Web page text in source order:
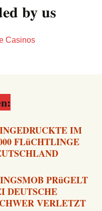
by us
Casinos
IM
FLüCHTLINGE
PRüGELT
DEUTSCHE
VERLETZT